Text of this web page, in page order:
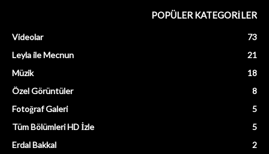
POPÜLER KATEGORİLER
Videolar
73
Leyla ile Mecnun
21
Müzik
18
Özel Görüntüler
8
Fotoğraf Galeri
5
Tüm Bölümleri HD İzle
5
Erdal Bakkal
2